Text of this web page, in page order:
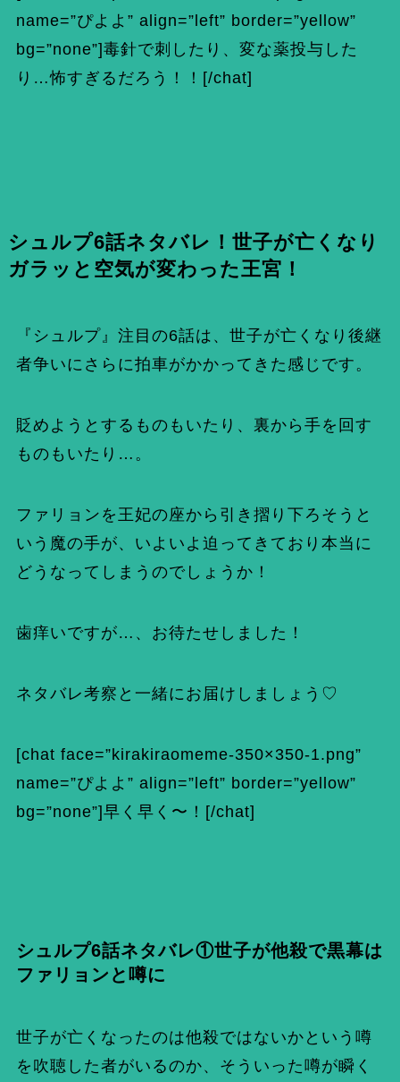
name=”ぴよよ” align=”left” border=”yellow”
bg=”none”]毒針で刺したり、変な薬投与した
り…怖すぎるだろう！！[/chat]
シュルプ6話ネタバレ！世子が亡くなり
ガラッと空気が変わった王宮！
『シュルプ』注目の6話は、世子が亡くなり後継
者争いにさらに拍車がかかってきた感じです。
貶めようとするものもいたり、裏から手を回す
ものもいたり…。
ファリョンを王妃の座から引き摺り下ろそうと
いう魔の手が、いよいよ迫ってきており本当に
どうなってしまうのでしょうか！
歯痒いですが…、お待たせしました！
ネタバレ考察と一緒にお届けしましょう♡
[chat face=”kirakiraomeme-350×350-1.png”
name=”ぴよよ” align=”left” border=”yellow”
bg=”none”]早く早く〜！[/chat]
シュルプ6話ネタバレ①世子が他殺で黒幕は
ファリョンと噂に
世子が亡くなったのは他殺ではないかという噂
を吹聴した者がいるのか、そういった噂が瞬く